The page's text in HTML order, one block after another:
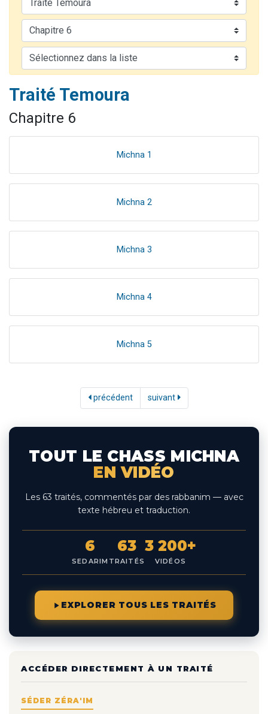
4 personnes viennent de nous rejoindre sur WhatsApp
Il reste 49 places pour étudier en groupe sur Zoom
Eva vient de donner son Maasser
Traité Temoura
Chapitre 6
Michna 1
Michna 2
Michna 3
Michna 4
Michna 5
précédent suivant
TOUT LE CHASS MICHNA
EN VIDÉO
Les 63 traités, commentés par des rabbanim — avec
texte hébreu et traduction.
6
SEDARIM
63
TRAITÉS
3 200+
VIDÉOS
EXPLORER TOUS LES TRAITÉS
ACCÉDER DIRECTEMENT À UN TRAITÉ
SÉDER ZÉRA'IM